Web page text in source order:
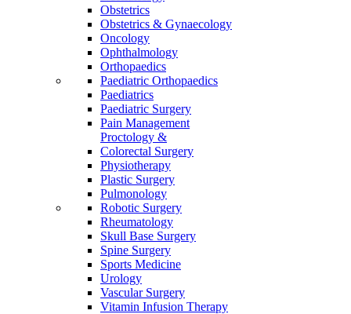
Obstetrics
Obstetrics & Gynaecology
Oncology
Ophthalmology
Orthopaedics
Paediatric Orthopaedics
Paediatrics
Paediatric Surgery
Pain Management
Proctology &
Colorectal Surgery
Physiotherapy
Plastic Surgery
Pulmonology
Robotic Surgery
Rheumatology
Skull Base Surgery
Spine Surgery
Sports Medicine
Urology
Vascular Surgery
Vitamin Infusion Therapy